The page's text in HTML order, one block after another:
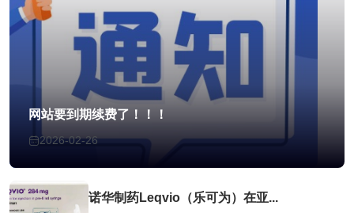
网站要到期续费了！！！
2026-02-26
诺华制药Leqvio（乐可为）在亚...